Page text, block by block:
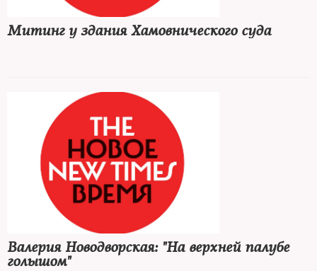
Митинг у здания Хамовнического суда
Валерия Новодворская: "На верхней палубе
голышом"